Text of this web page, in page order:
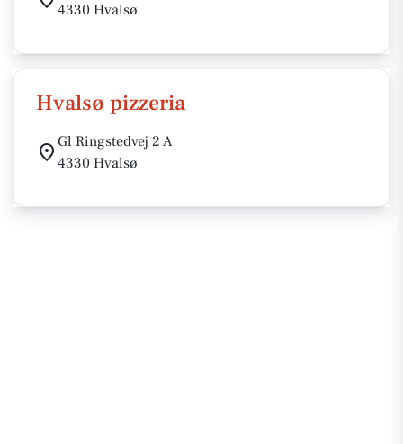
4330 Hvalsø
Hvalsø pizzeria
Gl Ringstedvej 2 A
4330 Hvalsø